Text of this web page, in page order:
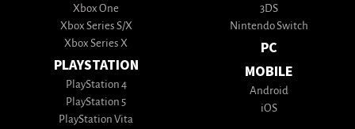
Xbox One
Xbox Series S/X
Xbox Series X
PLAYSTATION
PlayStation 4
PlayStation 5
PlayStation Vita
3DS
Nintendo Switch
PC
MOBILE
Android
iOS